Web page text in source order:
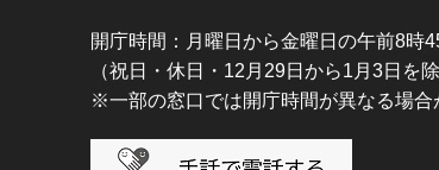
開庁時間：月曜日から金曜日の午前8時
（祝日・休日・12月29日から1月3日を除
※一部の窓口では開庁時間が異なる場合